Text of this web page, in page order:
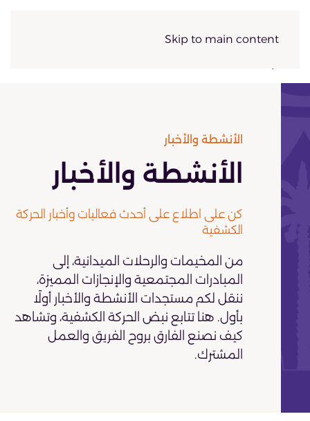
Skip to main content
الأنشطة والأخبار
الأنشطة والأخبار
كن على اطلاع على أحدث فعاليات وأخبار الحركة
الكشفية
من المخيمات والرحلات الميدانية، إلى
المبادرات المجتمعية والإنجازات المميزة،
ننقل لكم مستجدات الأنشطة والأخبار أولًا
بأول. هنا تتابع نبض الحركة الكشفية، وتشاهد
كيف نصنع الفارق بروح الفريق والعمل
المشترك.